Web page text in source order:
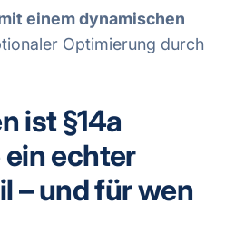
einem dynamischen
Optimierung durch
ist §14a
ein echter
– und für wen